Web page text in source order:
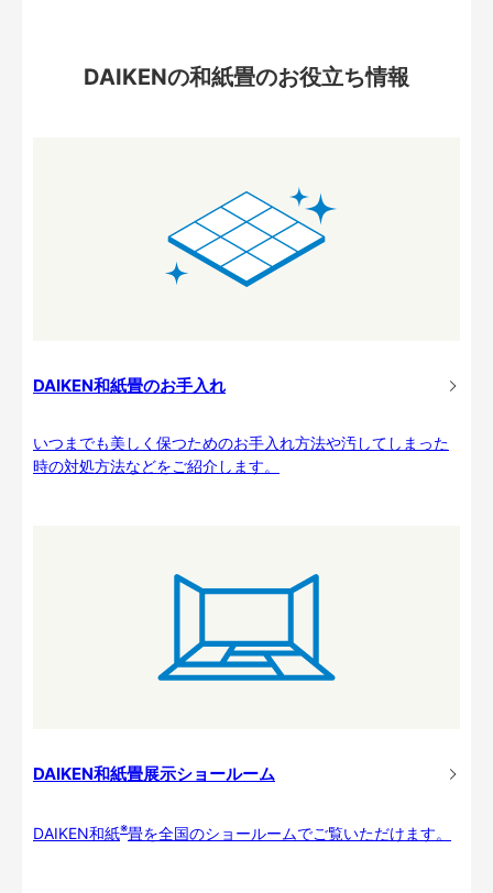
DAIKENの和紙畳のお役立ち情報
DAIKEN和紙畳のお手入れ
いつまでも美しく保つためのお手入れ方法や汚してしまった
時の対処方法などをご紹介します。
DAIKEN和紙畳展示ショールーム
DAIKEN和紙※畳を全国のショールームでご覧いただけます。